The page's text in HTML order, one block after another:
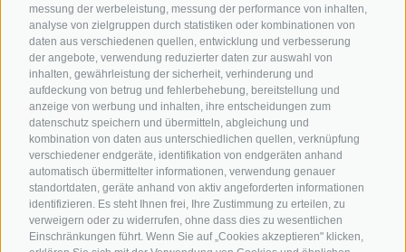
messung der werbeleistung, messung der performance von inhalten,
analyse von zielgruppen durch statistiken oder kombinationen von
daten aus verschiedenen quellen, entwicklung und verbesserung
der angebote, verwendung reduzierter daten zur auswahl von
inhalten, gewährleistung der sicherheit, verhinderung und
aufdeckung von betrug und fehlerbehebung, bereitstellung und
anzeige von werbung und inhalten, ihre entscheidungen zum
datenschutz speichern und übermitteln, abgleichung und
kombination von daten aus unterschiedlichen quellen, verknüpfung
verschiedener endgeräte, identifikation von endgeräten anhand
automatisch übermittelter informationen, verwendung genauer
standortdaten, geräte anhand von aktiv angeforderten informationen
identifizieren. Es steht Ihnen frei, Ihre Zustimmung zu erteilen, zu
verweigern oder zu widerrufen, ohne dass dies zu wesentlichen
Einschränkungen führt. Wenn Sie auf „Cookies akzeptieren" klicken,
Bike-Schulen
Tourenzentrale
info@bikehotels.it
MELDE DICH ZU UNSEREM NEWSLETTER AN!